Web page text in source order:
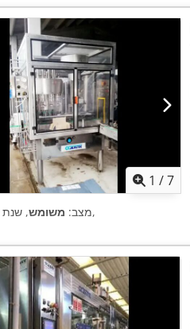
1 /7
מצב: משומש, שנת ,